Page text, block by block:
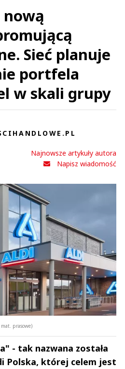
nową
Sieć planuje
portfela
w skali grupy
Najnowsze artykuły autora
Napisz wiadomość
prasowe)
- tak nazwana została
Polska, której celem jest